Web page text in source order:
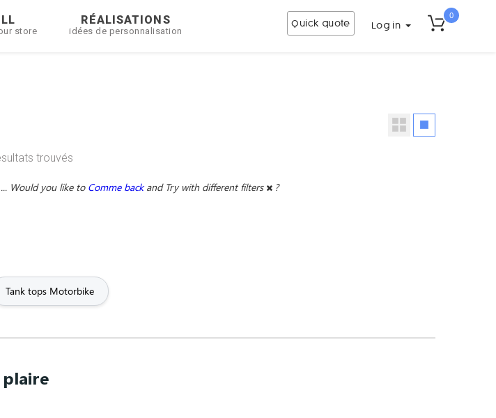
store
RÉALISATIONS
idées de personnalisation
Quick quote Log in
0
trouvés
Would you like to Comme back and Try with different filters ?
Tank tops Motorbike